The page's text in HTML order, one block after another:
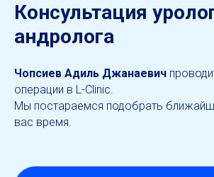
Консультация у
андролога
Чопсиев Адиль Джанаевич
операции в L-Clinic.
Мы постараемся подобрать
вас время.